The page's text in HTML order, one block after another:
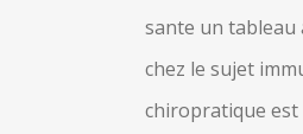
sante un tableau
chez le sujet
chiropratique est